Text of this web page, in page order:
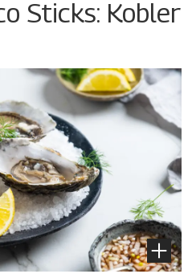
Sticks: Kobler